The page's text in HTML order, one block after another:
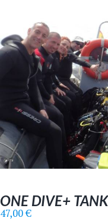
ONE DIVE+
47,00€